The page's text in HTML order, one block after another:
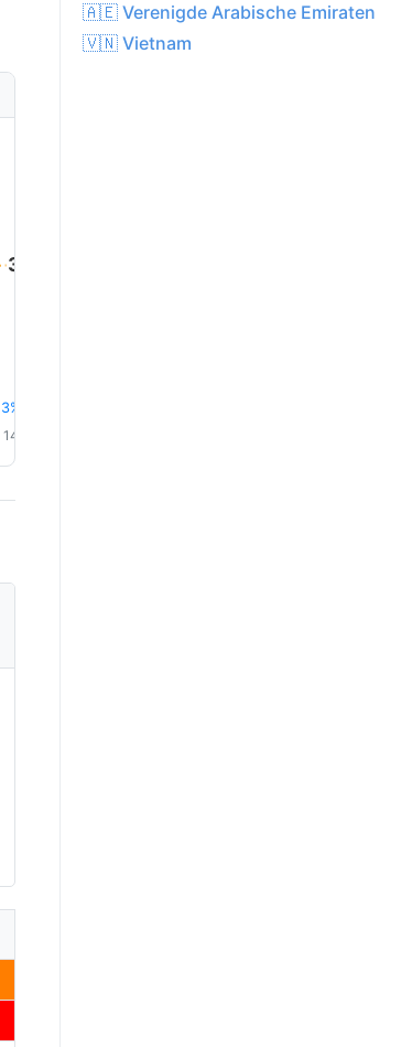
36.0°
3% Regen
14.0 km/h
🇦🇪 Verenigde Arabische Emiraten
🇻🇳 Vietnam